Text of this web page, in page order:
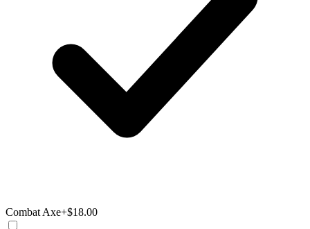
Combat Axe+$18.00